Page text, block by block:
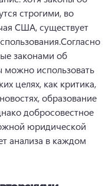
строгими, во
США, существует
Согласно
законами об
можно использовать
целях, как критика,
образование
добросовестное
юридической
анализа в каждом